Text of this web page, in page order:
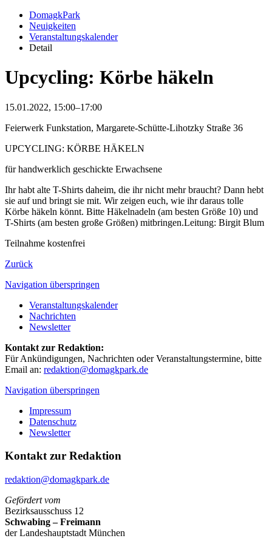
DomagkPark
Neuigkeiten
Veranstaltungskalender
Detail
Upcycling: Körbe häkeln
15.01.2022, 15:00–17:00
Feierwerk Funkstation, Margarete-Schütte-Lihotzky Straße 36
UPCYCLING: KÖRBE HÄKELN
für handwerklich geschickte Erwachsene
Ihr habt alte T-Shirts daheim, die ihr nicht mehr braucht? Dann hebt
sie auf und bringt sie mit. Wir zeigen euch, wie ihr daraus tolle
Körbe häkeln könnt. Bitte Häkelnadeln (am besten Größe 10) und
T-Shirts (am besten große Größen) mitbringen.Leitung: Birgit Blum
Teilnahme kostenfrei
Zurück
Navigation überspringen
Veranstaltungskalender
Nachrichten
Newsletter
Kontakt zur Redaktion:
Für Ankündigungen, Nachrichten oder Veranstaltungstermine, bitte
Email an: redaktion@domagkpark.de
Navigation überspringen
Impressum
Datenschutz
Newsletter
Kontakt zur Redaktion
redaktion@domagkpark.de
Gefördert vom
Bezirksausschuss 12
Schwabing – Freimann
der Landeshauptstadt München